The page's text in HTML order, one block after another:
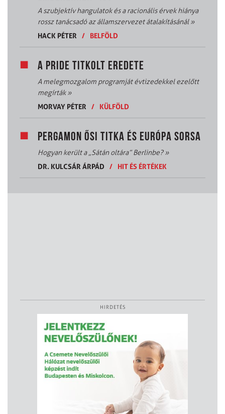
A szubjektív hangulatok és a racionális érvek hiánya
rossz tanácsadó az államszervezet átalakításánál»
HACK PÉTER
/ BELFÖLD
A PRIDE TITKOLT EREDETE
A melegmozgalom programját évtizedekkel ezelőtt
megírták»
MORVAY PÉTER
/ KÜLFÖLD
PERGAMON ŐSI TITKA ÉS EURÓPA SORSA
Hogyan került a „Sátán oltára” Berlinbe?»
DR. KULCSÁR ÁRPÁD
/ HIT ÉS ÉRTÉKEK
HIRDETÉS